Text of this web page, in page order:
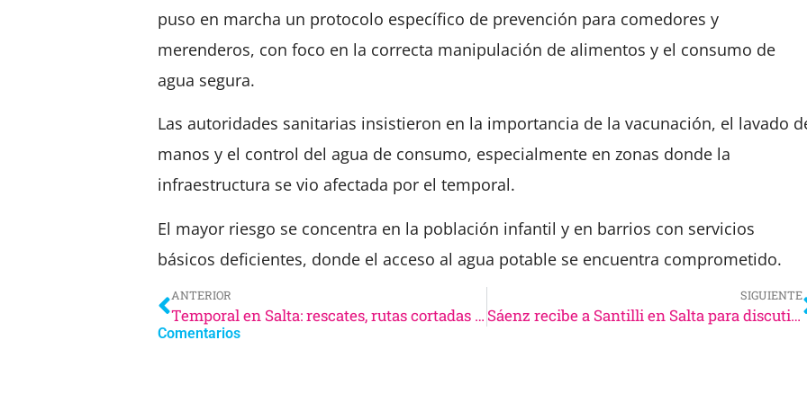
puso en marcha un protocolo específico de prevención para comedores y
merenderos, con foco en la correcta manipulación de alimentos y el consumo de
agua segura.
Las autoridades sanitarias insistieron en la importancia de la vacunación, el lavado
manos y el control del agua de consumo, especialmente en zonas donde la
infraestructura se vio afectada por el temporal.
El mayor riesgo se concentra en la población infantil y en barrios con servicios
básicos deficientes, donde el acceso al agua potable se encuentra comprometido.
ANTERIOR
Temporal en Salta: rescates, rutas cortadas y barrios sin agua tras las lluvias
SIGUIENTE
Sáenz recibe a Santilli en Salta para discutir la reforma laboral nacional
Comentarios